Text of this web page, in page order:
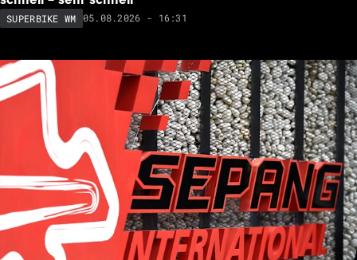
Achtung Ducati & Co: Das Superbike von CF Moto ist
schnell – sehr schnell
SUPERBIKE WM 05.08.2026 - 16:31